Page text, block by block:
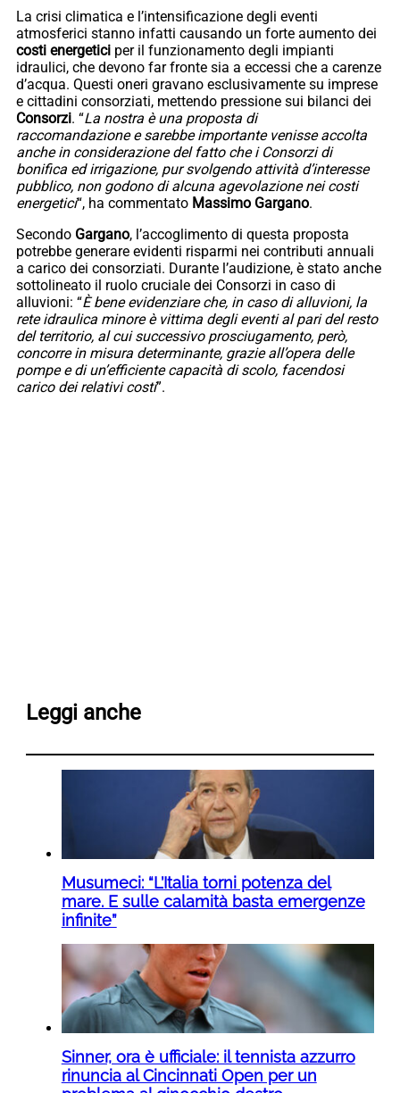
La crisi climatica e l’intensificazione degli eventi
atmosferici stanno infatti causando un forte aumento dei
costi energetici per il funzionamento degli impianti
idraulici, che devono far fronte sia a eccessi che a carenze
d’acqua. Questi oneri gravano esclusivamente su imprese
e cittadini consorziati, mettendo pressione sui bilanci dei
Consorzi. “La nostra è una proposta di
raccomandazione e sarebbe importante venisse accolta
anche in considerazione del fatto che i Consorzi di
bonifica ed irrigazione, pur svolgendo attività d’interesse
pubblico, non godono di alcuna agevolazione nei costi
energetici“, ha commentato Massimo Gargano.
Secondo Gargano, l’accoglimento di questa proposta
potrebbe generare evidenti risparmi nei contributi annuali
a carico dei consorziati. Durante l’audizione, è stato anche
sottolineato il ruolo cruciale dei Consorzi in caso di
alluvioni: “È bene evidenziare che, in caso di alluvioni, la
rete idraulica minore è vittima degli eventi al pari del resto
del territorio, al cui successivo prosciugamento, però,
concorre in misura determinante, grazie all’opera delle
pompe e di un’efficiente capacità di scolo, facendosi
carico dei relativi costi”.
Leggi anche
Musumeci: “L’Italia torni potenza del
mare. E sulle calamità basta emergenze
infinite”
Sinner, ora è ufficiale: il tennista azzurro
rinuncia al Cincinnati Open per un